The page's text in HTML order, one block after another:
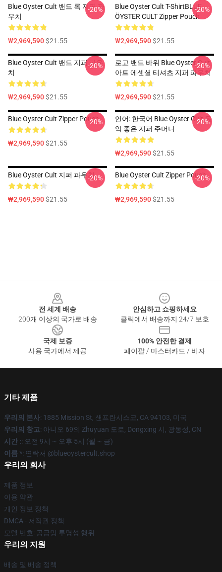
Blue Oyster Cult 밴드 록 지퍼 파
우치
₩2,969,590$21.55
-20%
Blue Oyster Cult T-ShirtBLUE
ÖYSTER CULT Zipper Pouch
₩2,969,590$21.55
-20%
Blue Oyster Cult 밴드 지퍼 파우
치
₩2,969,590$21.55
-20%
로고 밴드 바위 Blue Oyster Cult
아트 에센셜 티셔츠 지퍼 파우치
₩2,969,590$21.55
-20%
Blue Oyster Cult Zipper Pouch
₩2,969,590$21.55
-20%
언어: 한국어 Blue Oyster Cult 음
악 좋은 지퍼 주머니
₩2,969,590$21.55
-20%
Blue Oyster Cult 지퍼 파우치
₩2,969,590$21.55
-20% Blue Oyster Cult Zipper Pouch
₩2,969,590$21.55
-20%
전 세계 배송
200개 이상의 국가로 배송
안심하고 쇼핑하세요
클릭에서 배송까지 24/7 보호
국제 보증
사용 국가에서 제공
100% 안전한 결제
페이팔 / 마스터카드 / 비자
기타 제품
우리의 본사: 1885 Mission St, 샌프란시스코, CA 94103, 미국
우리의 창고: 아니오 69의 Zhuyuan 도로, Dongxing 시, 광동성, CN
시간 :: 오전 9시 ~ 오후 5시 (월 ~ 금)
이름 *: 연락처 @blueoystercult.shop
우리의 회사
제품 정보
이용 약관
개인 정보 정책
DMCA - 저작권 정책
모델 번호: 공급망 투명성 행위
우리의 지원
배송 및 배송 정책